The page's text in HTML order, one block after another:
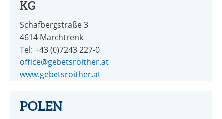
KG
Schafbergstraße 3
4614 Marchtrenk
Tel: +43 (0)7243 227-0
office@gebetsroither.at
www.gebetsroither.at
POLEN